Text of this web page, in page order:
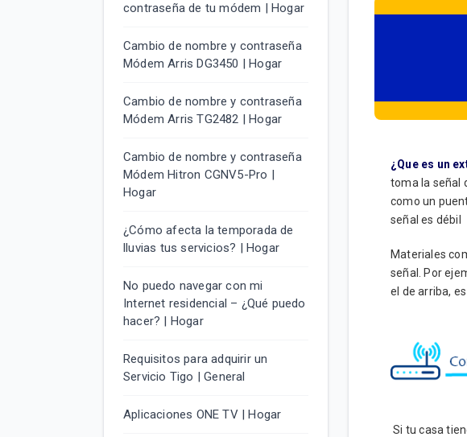
contraseña de tu módem | Hogar
Cambio de nombre y contraseña
Módem Arris DG3450 | Hogar
Cambio de nombre y contraseña
Módem Arris TG2482 | Hogar
Cambio de nombre y contraseña
Módem Hitron CGNV5-Pro |
Hogar
¿Cómo afecta la temporada de
lluvias tus servicios? | Hogar
No puedo navegar con mi
Internet residencial – ¿Qué puedo
hacer? | Hogar
Requisitos para adquirir un
Servicio Tigo | General
Aplicaciones ONE TV | Hogar
¿Que es un
toma la señal
como un
señal es débil
Materiales
señal. Por
el de arriba,
Si tu casa